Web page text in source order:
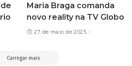
Maria Braga comanda
novo reality na TV Globo
27 de maio de 2025
Carregar mais